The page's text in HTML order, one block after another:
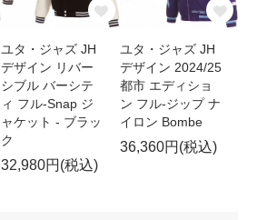
ユタ・ジャズ JH
デザイン リバー
シブル バーシテ
ィ フル-Snap ジ
ャケット - ブラッ
ク
32,980円(税込)
ユタ・ジャズ JH
デザイン 2024/25
都市 エディショ
ン フル-ジップ ナ
イロン Bombe
36,360円(税込)